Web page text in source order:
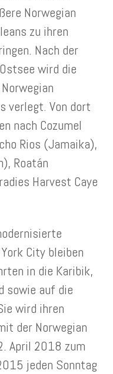
Norwegian
zu ihren
Nach der
wird die
verlegt. Von dort
nach Cozumel
Rios (Jamaika),
Roatán
Harvest Caye
City bleiben
in die Karibik,
sowie auf die
wird ihren
der Norwegian
April 2018 zum
jeden Sonntag